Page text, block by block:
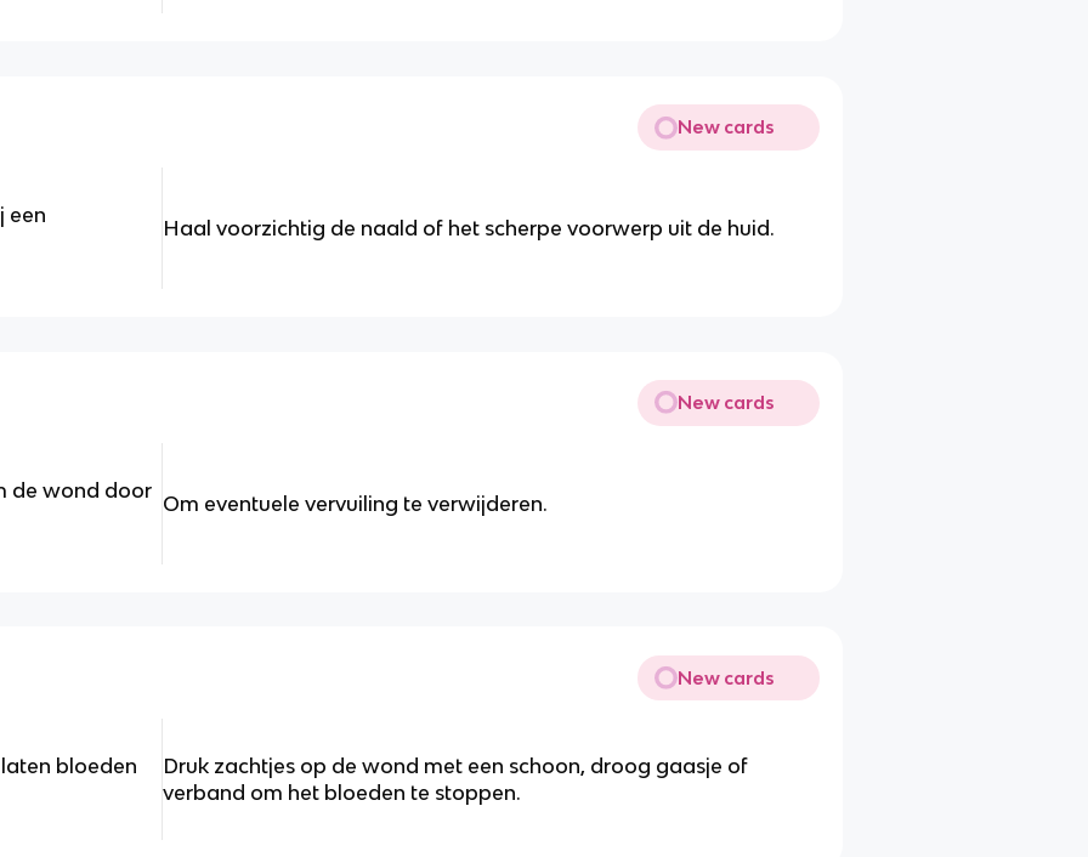
New cards
een
Haal voorzichtig de naald of het scherpe voorwerp uit de huid.
New cards
de wond door
Om eventuele vervuiling te verwijderen.
New cards
bloeden
Druk zachtjes op de wond met een schoon, droog gaasje of
verband om het bloeden te stoppen.